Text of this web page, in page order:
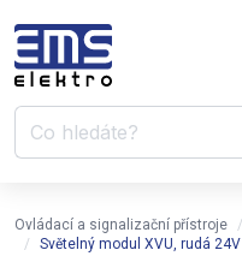
Ovládací a signalizační přístroje
Světelný modul XVU, rudá 24V